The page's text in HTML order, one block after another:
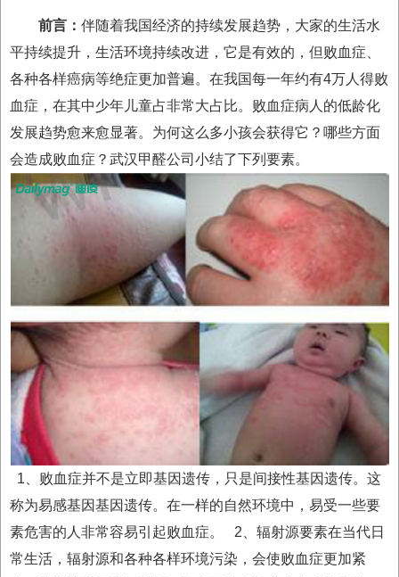
前言： 伴随着我国经济的持续发展趋势，大家的生活水
平持续提升，生活环境持续改进，它是有效的，但败血症、
各种各样癌病等绝症更加普遍。在我国每一年约有4万人得败
血症，在其中少年儿童占非常大占比。败血症病人的低龄化
发展趋势愈来愈显著。为何这么多小孩会获得它？哪些方面
会造成败血症？武汉甲醛公司小结了下列要素。
1、败血症并不是立即基因遗传，只是间接性基因遗传。这
称为易感基因基因遗传。在一样的自然环境中，易受一些要
素危害的人非常容易引起败血症。
2、辐射源要素在当代日
常生活，辐射源和各种各样环境污染，会使败血症更加紧